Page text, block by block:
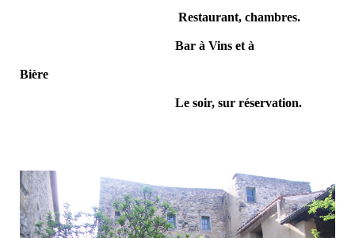
Restaurant, chambres.
Bar à Vins et à
Bière
Le soir, sur réservation.